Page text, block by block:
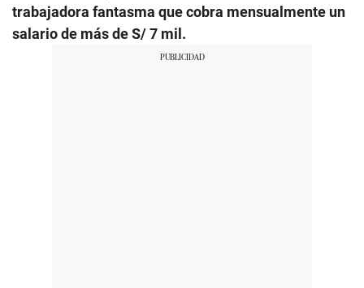
trabajadora fantasma que cobra mensualmente un
salario de más de S/ 7 mil.